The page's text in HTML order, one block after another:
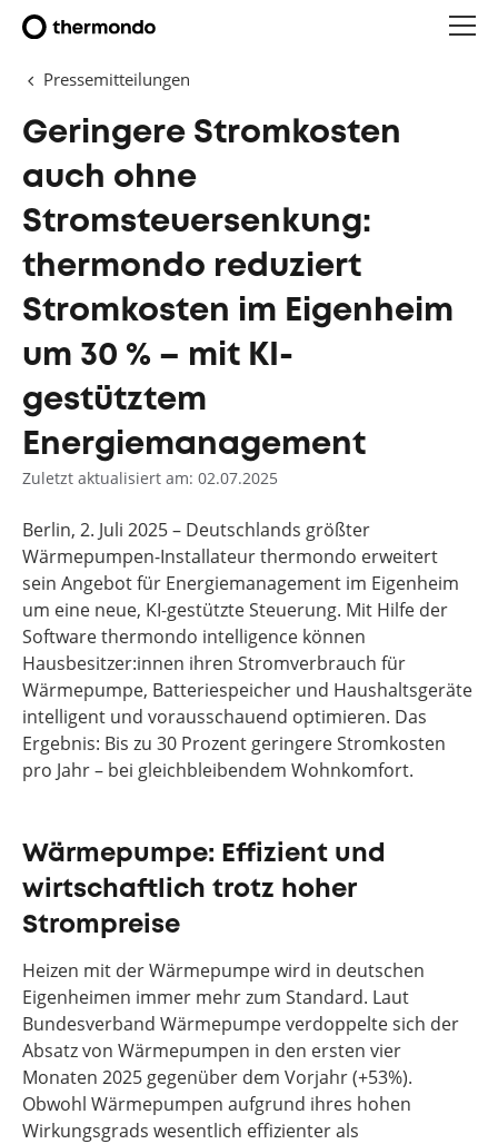
Pressemitteilungen
Geringere Stromkosten
auch ohne
Stromsteuersenkung:
thermondo reduziert
Stromkosten im Eigenheim
um 30 % – mit KI-
gestütztem
Energiemanagement
Zuletzt aktualisiert am: 02.07.2025
Berlin, 2. Juli 2025 – Deutschlands größter
Wärmepumpen-Installateur thermondo erweitert
sein Angebot für Energiemanagement im Eigenheim
um eine neue, KI-gestützte Steuerung. Mit Hilfe der
Software thermondo intelligence können
Hausbesitzer:innen ihren Stromverbrauch für
Wärmepumpe, Batteriespeicher und Haushaltsgeräte
intelligent und vorausschauend optimieren. Das
Ergebnis: Bis zu 30 Prozent geringere Stromkosten
pro Jahr – bei gleichbleibendem Wohnkomfort.
Wärmepumpe: Effizient und
wirtschaftlich trotz hoher
Strompreise
Heizen mit der Wärmepumpe wird in deutschen
Eigenheimen immer mehr zum Standard. Laut
Bundesverband Wärmepumpe verdoppelte sich der
Absatz von Wärmepumpen in den ersten vier
Monaten 2025 gegenüber dem Vorjahr (+53%).
Obwohl Wärmepumpen aufgrund ihres hohen
Wirkungsgrads wesentlich effizienter als